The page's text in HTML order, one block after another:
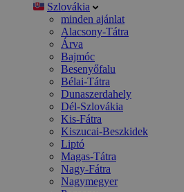
Szlovákia
minden ajánlat
Alacsony-Tátra
Árva
Bajmóc
Besenyőfalu
Bélai-Tátra
Dunaszerdahely
Dél-Szlovákia
Kis-Fátra
Kiszucai-Beszkidek
Liptó
Magas-Tátra
Nagy-Fátra
Nagymegyer